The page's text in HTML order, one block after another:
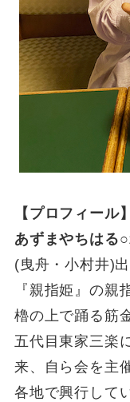
【プロフィール】
あずまやちはる
(曳舟・小村井)
『親指姫』の親
櫓の上で踊る筋
五代目東家三楽
来、自ら会を主
各地で興行して